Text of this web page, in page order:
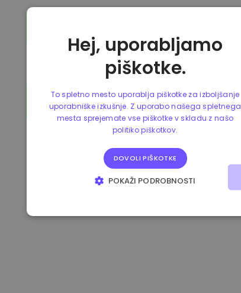
0.867692 € 0.00%
0.085773000 €
0.867648 € 0.00%
Hej, uporabljamo
piškotke.
To spletno mesto uporablja piškotke za izboljšanje
uporabniške izkušnje. Z uporabo našega spletnega
mesta sprejemate vse piškotke v skladu z našo
politiko piškotkov.
DOVOLI PIŠKOTKE
POKAŽI PODROBNOSTI